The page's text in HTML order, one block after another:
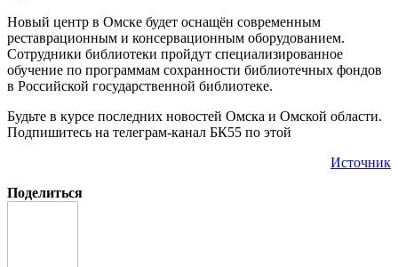
Новый центр в Омске будет оснащён современным
реставрационным и консервационным оборудованием.
Сотрудники библиотеки пройдут специализированное
обучение по программам сохранности библиотечных фондов
в Российской государственной библиотеке.
Будьте в курсе последних новостей Омска и Омской области.
Подпишитесь на телеграм-канал БК55 по этой
Источник
Поделиться